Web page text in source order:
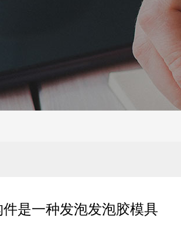
件是一种发泡发泡胶模具